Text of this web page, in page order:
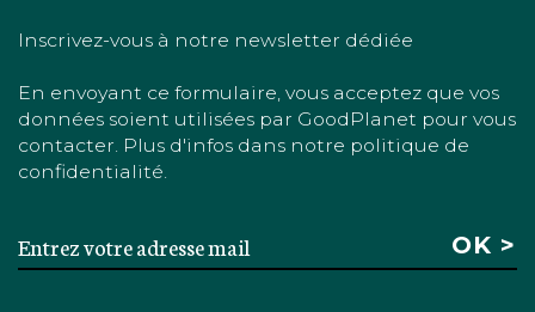
Inscrivez-vous à notre newsletter dédiée
En envoyant ce formulaire, vous acceptez que vos
données soient utilisées par GoodPlanet pour vous
contacter. Plus d'infos dans notre politique de
confidentialité.